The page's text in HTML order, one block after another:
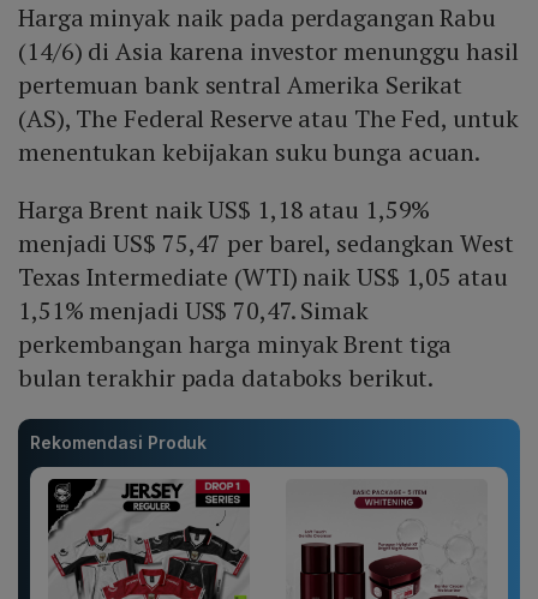
Harga minyak naik pada perdagangan Rabu
(14/6) di Asia karena investor menunggu hasil
pertemuan bank sentral Amerika Serikat
(AS), The Federal Reserve atau The Fed, untuk
menentukan kebijakan suku bunga acuan.
Harga Brent naik US$ 1,18 atau 1,59%
menjadi US$ 75,47 per barel, sedangkan West
Texas Intermediate (WTI) naik US$ 1,05 atau
1,51% menjadi US$ 70,47. Simak
perkembangan harga minyak Brent tiga
bulan terakhir pada databoks berikut.
Rekomendasi Produk